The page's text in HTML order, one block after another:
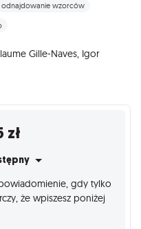
odnajdowanie wzorców
Gille-Naves, Igor
zł
gdy tylko
że wpiszesz poniżej